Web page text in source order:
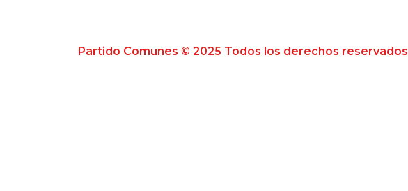
Partido Comunes © 2025 Todos los derechos reservados